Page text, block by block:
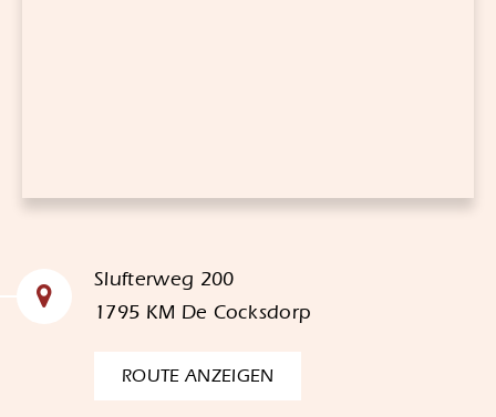
Slufterweg 200
1795 KM De Cocksdorp
ROUTE ANZEIGEN